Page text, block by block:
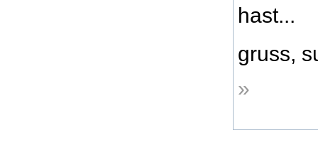
hast...
gruss,
»